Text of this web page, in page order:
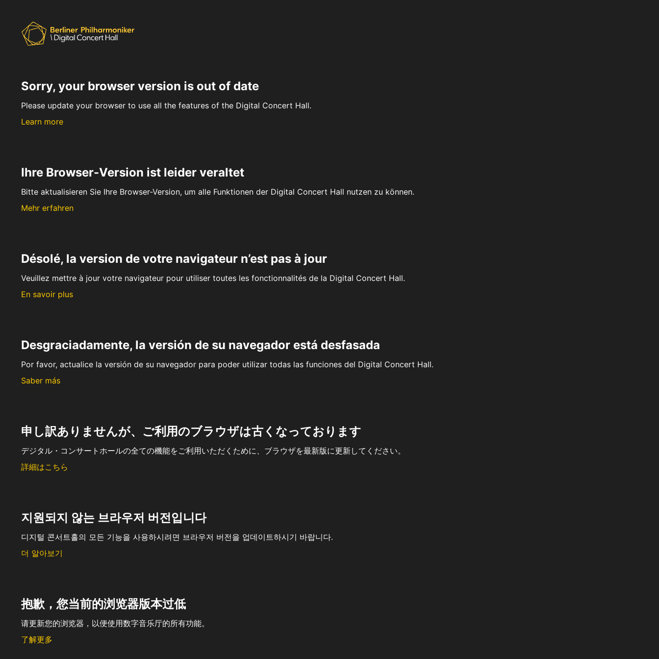
Sorry, your browser version is out of date
Please update your browser to use all the features of the Digital Concert Hall.
Learn more
Ihre Browser-Version ist leider veraltet
Bitte aktualisieren Sie Ihre Browser-Version, um alle Funktionen der Digital Concert Hall nutzen zu können.
Mehr erfahren
Désolé, la version de votre navigateur n’est pas à jour
Veuillez mettre à jour votre navigateur pour utiliser toutes les fonctionnalités de la Digital Concert Hall.
En savoir plus
Desgraciadamente, la versión de su navegador está desfasada
Por favor, actualice la versión de su navegador para poder utilizar todas las funciones del Digital Concert Hall.
Saber más
申し訳ありませんが、ご利用のブラウザは古くなっております
デジタル・コンサートホールの全ての機能をご利用いただくために、ブラウザを最新版に更新してください。
詳細はこちら
지원되지 않는 브라우저 버전입니다
디지털 콘서트홀의 모든 기능을 사용하시려면 브라우저 버전을 업데이트하시기 바랍니다.
더 알아보기
抱歉，您当前的浏览器版本过低
请更新您的浏览器，以便使用数字音乐厅的所有功能。
了解更多